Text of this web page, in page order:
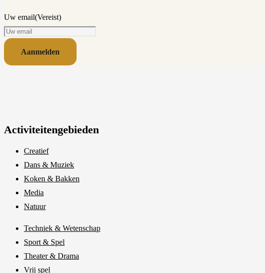
Uw email(Vereist)
Aanmelden
Activiteitengebieden
Creatief
Dans & Muziek
Koken & Bakken
Media
Natuur
Techniek & Wetenschap
Sport & Spel
Theater & Drama
Vrij spel